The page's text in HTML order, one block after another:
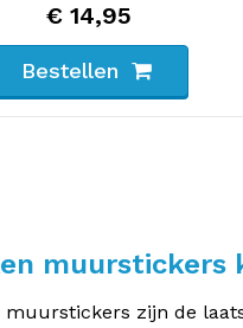
€ 14,95
Bestellen
muurstickers
muurstickers zijn de